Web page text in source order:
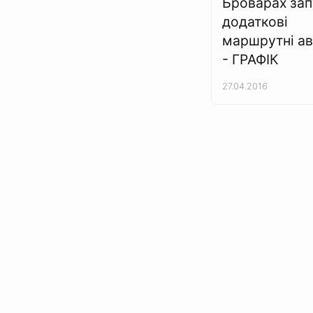
додаткові
маршрутні
- ГРАФІК
27.04.2016